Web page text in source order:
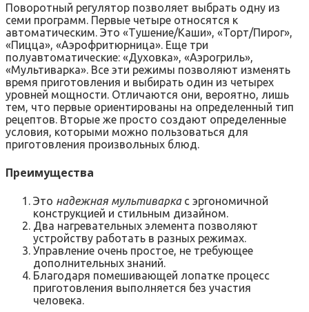
Поворотный регулятор позволяет выбрать одну из
семи программ. Первые четыре относятся к
автоматическим. Это «Тушение/Каши», «Торт/Пирог»,
«Пицца», «Аэрофритюрница». Еще три
полуавтоматические: «Духовка», «Аэрогриль»,
«Мультиварка». Все эти режимы позволяют изменять
время приготовления и выбирать один из четырех
уровней мощности. Отличаются они, вероятно, лишь
тем, что первые ориентированы на определенный тип
рецептов. Вторые же просто создают определенные
условия, которыми можно пользоваться для
приготовления произвольных блюд.
Преимущества
Это надежная мультиваркас эргономичной
конструкцией и стильным дизайном.
Два нагревательных элемента позволяют
устройству работать в разных режимах.
Управление очень простое, не требующее
дополнительных знаний.
Благодаря помешивающей лопатке процесс
приготовления выполняется без участия
человека.